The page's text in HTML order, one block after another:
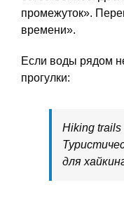
промежуток».
времени».
Если воды рядом
прогулки:
Hiking trails
для